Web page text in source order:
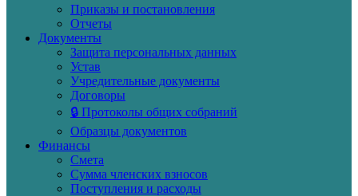
Приказы и постановления
Отчеты
Документы
Защита персональных данных
Устав
Учредительные документы
Договоры
🔒 Протоколы общих собраний
Образцы документов
Финансы
Смета
Сумма членских взносов
Поступления и расходы